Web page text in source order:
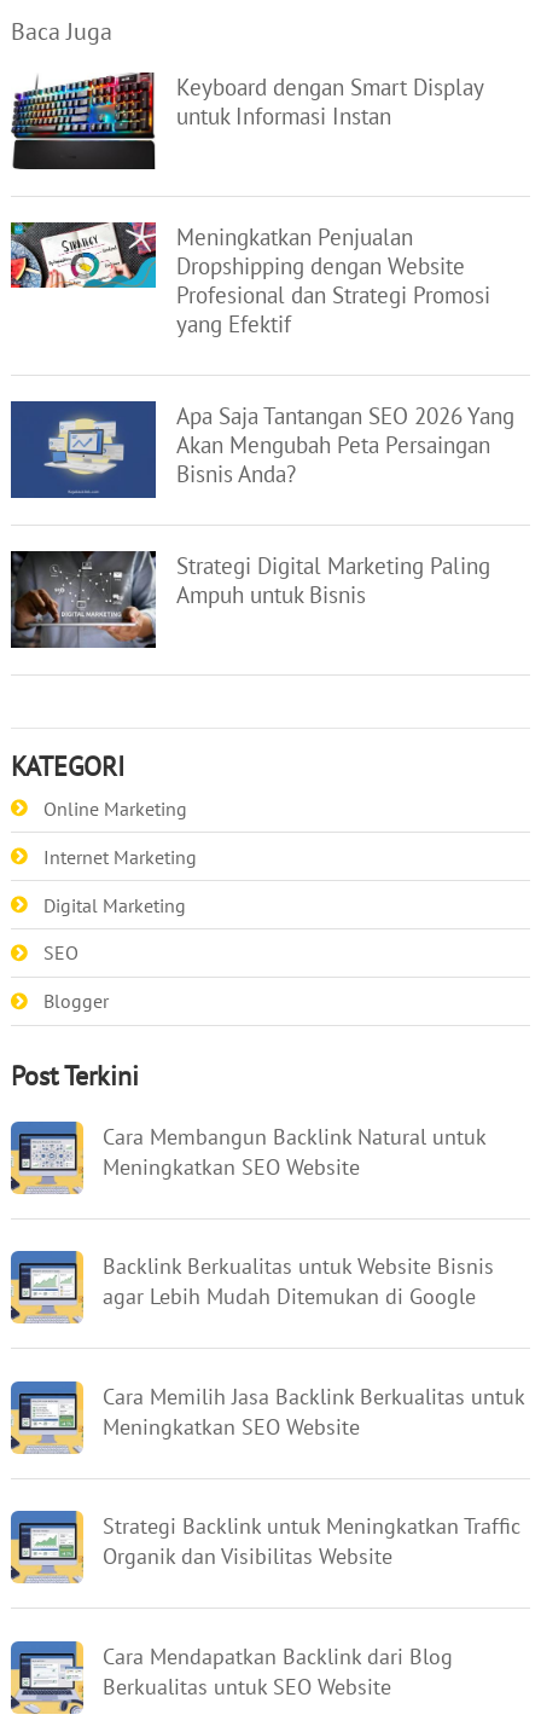
Baca Juga
Keyboard dengan Smart Display
untuk Informasi Instan
Meningkatkan Penjualan
Dropshipping dengan Website
Profesional dan Strategi Promosi
yang Efektif
Apa Saja Tantangan SEO 2026 Yang
Akan Mengubah Peta Persaingan
Bisnis Anda?
Strategi Digital Marketing Paling
Ampuh untuk Bisnis
KATEGORI
Online Marketing
Internet Marketing
Digital Marketing
SEO
Blogger
Post Terkini
Cara Membangun Backlink Natural untuk
Meningkatkan SEO Website
Backlink Berkualitas untuk Website Bisnis
agar Lebih Mudah Ditemukan di Google
Cara Memilih Jasa Backlink Berkualitas untuk
Meningkatkan SEO Website
Strategi Backlink untuk Meningkatkan Traffic
Organik dan Visibilitas Website
Cara Mendapatkan Backlink dari Blog
Berkualitas untuk SEO Website